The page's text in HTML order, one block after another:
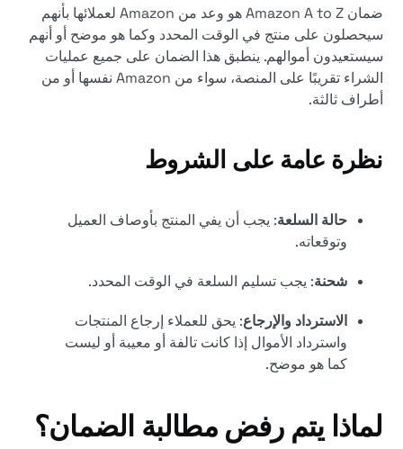
ضمان Amazon A to Z هو وعد من Amazon لعملائها بأنهم
سيحصلون على منتج في الوقت المحدد وكما هو موضح أو أنهم
سيستعيدون أموالهم. ينطبق هذا الضمان على جميع عمليات
الشراء تقريبًا على المنصة، سواء من Amazon نفسها أو من
أطراف ثالثة.
نظرة عامة على الشروط
حالة السلعة: يجب أن يفي المنتج بأوصاف العميل
وتوقعاته.
شحنة: يجب تسليم السلعة في الوقت المحدد.
الاسترداد والإرجاع: يحق للعملاء إرجاع المنتجات
واسترداد الأموال إذا كانت تالفة أو معيبة أو ليست
كما هو موضح.
لماذا يتم رفض مطالبة الضمان؟